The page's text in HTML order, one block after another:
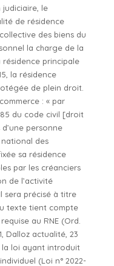
judiciaire, le
de résidence
des biens du
la charge de la
résidence principale
la résidence
de plein droit.
: « par
du code civil [droit
personne
des
sa résidence
par les créanciers
de l’activité
sera précisé à titre
texte tient compte
au RNE (Ord.
Dalloz actualité, 23
la loi ayant introduit
(Loi n° 2022-